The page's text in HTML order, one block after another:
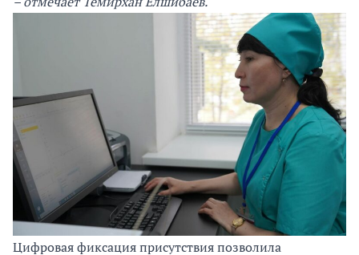
Цифровая фиксация присутствия позволила